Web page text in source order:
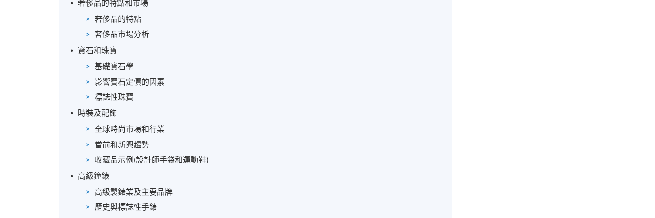
奢侈品的特點和市場
奢侈品的特點
奢侈品市場分析
寶石和珠寶
基礎寶石學
影響寶石定價的因素
標誌性珠寶
時裝及配飾
全球時尚市場和行業
當前和新興趨勢
收藏品示例(設計師手袋和運動鞋)
高級鐘錶
高級製錶業及主要品牌
歷史與標誌性手錶